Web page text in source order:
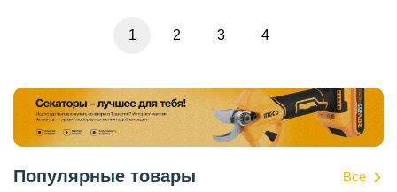
1 2 3 4
Популярные товары Все